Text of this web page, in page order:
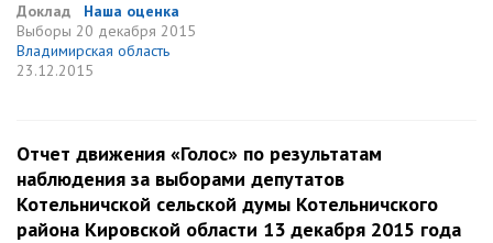
Доклад
Наша оценка
Выборы 20 декабря 2015
Владимирская область
23.12.2015
Отчет движения «Голос» по результатам
наблюдения за выборами депутатов
Котельничской сельской думы Котельничского
района Кировской области 13 декабря 2015 года